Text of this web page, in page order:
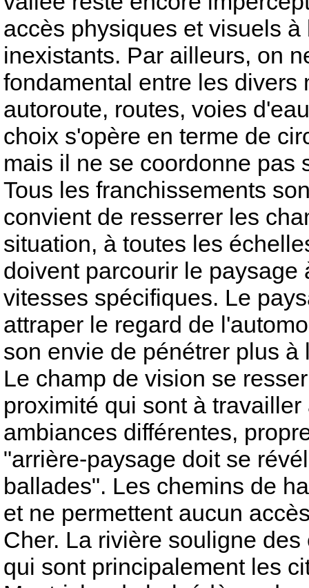
accès physiques et visuels
inexistants. Par ailleurs, on
fondamental entre les divers
autoroute, routes, voies
choix s'opère en terme de
mais il ne se coordonne pas
Tous les franchissements
convient de resserrer les
situation, à toutes les
doivent parcourir le
vitesses spécifiques. Le
attraper le regard de
son envie de pénétrer plus
Le champ de vision se
proximité qui sont à
ambiances différentes,
"arrière-paysage doit se
ballades". Les chemins de
et ne permettent aucun
Cher. La rivière souligne
qui sont principalement les